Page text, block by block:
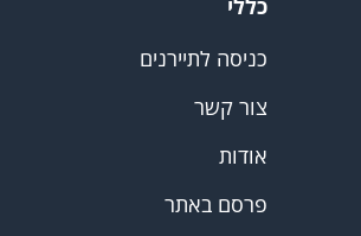
כללי
כניסה לתיירנים
צור קשר
אודות
פרסם באתר